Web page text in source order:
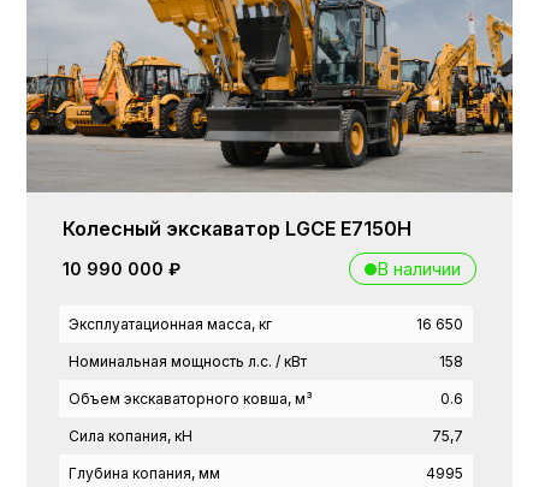
Колесный экскаватор LGCE E7150H
10 990 000 ₽ В наличии
Эксплуатационная масса, кг 16 650
Номинальная мощность л.с. / кВт 158
Объем экскаваторного ковша, м³ 0.6
Сила копания, кН 75,7
Глубина копания, мм 4995